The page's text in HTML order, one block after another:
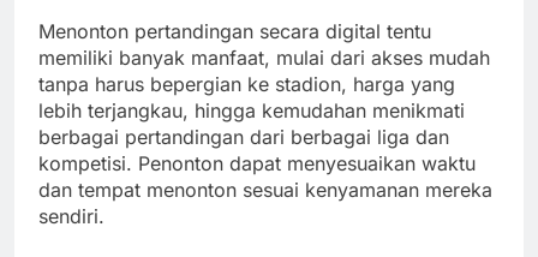
Menonton pertandingan secara digital tentu
memiliki banyak manfaat, mulai dari akses mudah
tanpa harus bepergian ke stadion, harga yang
lebih terjangkau, hingga kemudahan menikmati
berbagai pertandingan dari berbagai liga dan
kompetisi. Penonton dapat menyesuaikan waktu
dan tempat menonton sesuai kenyamanan mereka
sendiri.